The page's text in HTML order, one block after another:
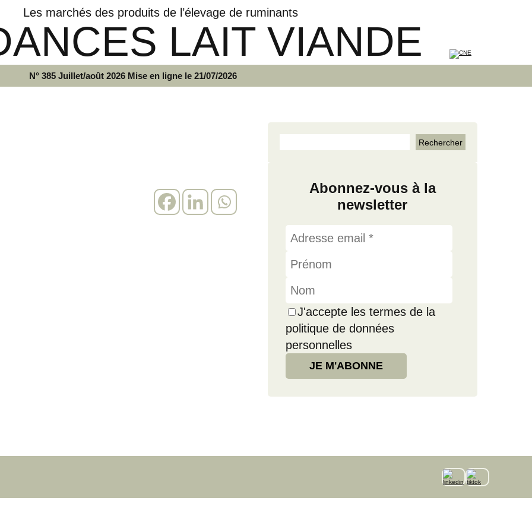
Les marchés des produits de l’élevage de ruminants
LAIT VIANDE
N° 385 Juillet/août 2026 Mise en ligne le 21/07/2026
Abonnez-vous à la
newsletter
J'accepte les termes de la
politique de données
personnelles